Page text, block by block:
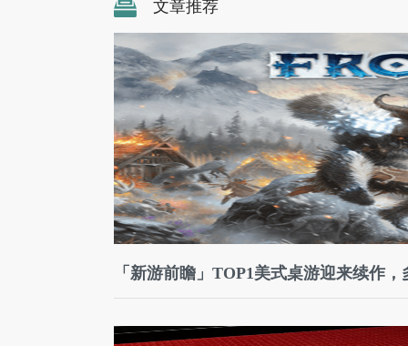
文章推荐
「新游前瞻」TOP1美式桌游迎来续作